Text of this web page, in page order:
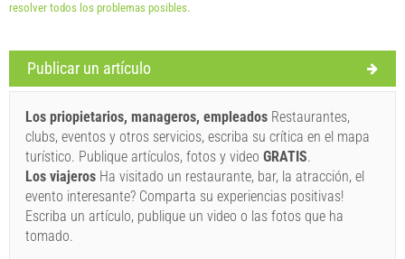
Términos y condiciones del proveedor
Reserve y espere la confirmación
Si no desea reservar de inmediato y tiene más preguntas,
por favor, complete y haga clic en "Enviar una consulta".
resolver todos los problemas posibles.
Publicar un artículo
Los priopietarios, manageros, empleados Restaurantes,
clubs, eventos y otros servicios, escriba su crítica en el mapa
turístico. Publique artículos, fotos y video GRATIS.
Los viajeros Ha visitado un restaurante, bar, la atracción, el
evento interesante? Comparta su experiencias positivas!
Escriba un artículo, publique un video o las fotos que ha
tomado.